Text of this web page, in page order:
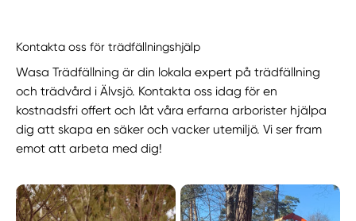
Kontakta oss för trädfällningshjälp
Wasa Trädfällning är din lokala expert på trädfällning
och trädvård i Älvsjö. Kontakta oss idag för en
kostnadsfri offert och låt våra erfarna arborister hjälpa
dig att skapa en säker och vacker utemiljö. Vi ser fram
emot att arbeta med dig!